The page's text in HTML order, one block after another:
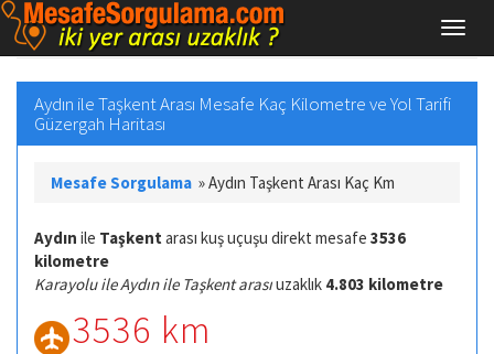
Aydın ile Taşkent Arası Mesafe Kaç Kilometre ve Yol Tarifi
Güzergah Haritası
Mesafe Sorgulama »Aydın Taşkent Arası Kaç Km
Aydın ile Taşkent arası kuş uçuşu direkt mesafe 3536
kilometre
Karayolu ile Aydın ile Taşkent arasıuzaklık 4.803 kilometre
3536 km